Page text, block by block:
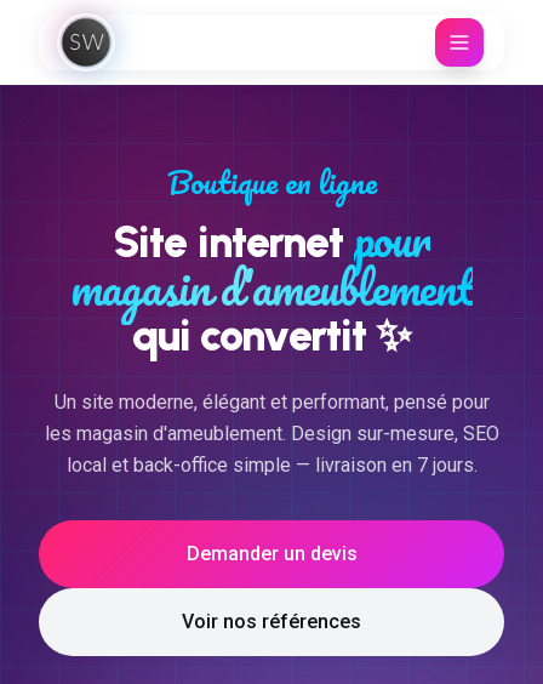
Aller au contenu
Boutique en ligne
Site internet pour
magasin d'ameublement
qui convertit✨
Un site moderne, élégant et performant, pensé pour
les magasin d'ameublement. Design sur-mesure, SEO
local et back-office simple — livraison en 7 jours.
Demander un devis
Voir nos références